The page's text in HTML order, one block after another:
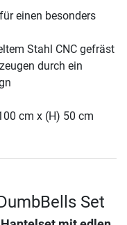
einen besonders
Stahl CNC gefräst
durch ein
cm x (H) 50 cm
Set